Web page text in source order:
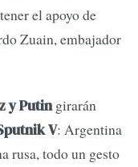
el apoyo de
Zuain, embajador
y Putingirarán
V: Argentina
rusa, todo un gesto